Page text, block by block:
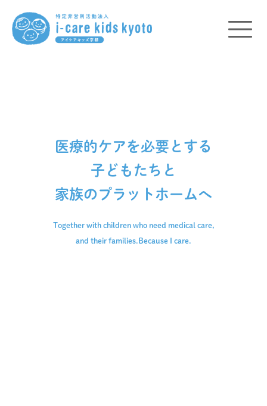
医療的ケアを必要とする
子どもたちと
家族のプラットホームへ
Together with children who need medical care,
and their families.Because I care.